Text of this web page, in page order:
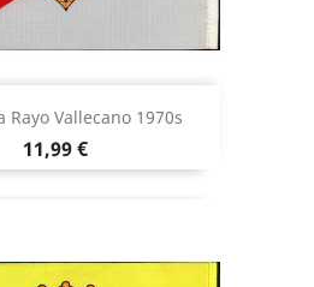
Rayo Vallecano 1970s
Precio
11,99 €